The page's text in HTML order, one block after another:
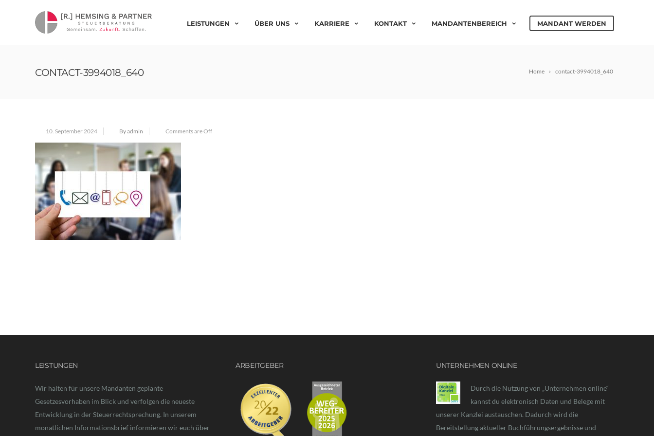
LEISTUNGEN ÜBER UNS KARRIERE KONTAKT MANDANTENBEREICH MANDANT WERDEN
Home contact-3994018_640
CONTACT-3994018_640
10. September 2024 By admin Comments are Off
LEISTUNGEN
Wir halten für unsere Mandanten geplante
Gesetzesvorhaben im Blick und verfolgen die neueste
Entwicklung in der Steuerrechtsprechung. In unserem
monatlichen Informationsbrief informieren wir euch über
ARBEITGEBER UNTERNEHMEN ONLINE
Durch die Nutzung von „Unternehmen online“
kannst du elektronisch Daten und Belege mit
unserer Kanzlei austauschen. Dadurch wird die
Bereitstellung aktueller Buchführungsergebnisse und